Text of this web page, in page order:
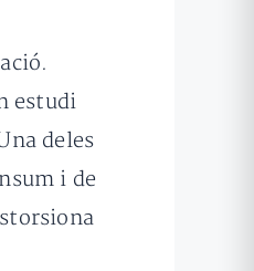
estudi
deles
i de